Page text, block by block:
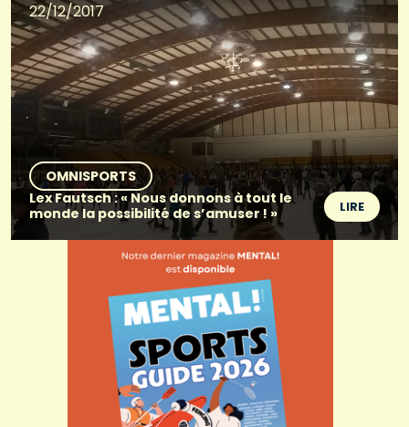
22/12/2017
OMNISPORTS
Lex Fautsch : « Nous donnons à tout le
monde la possibilité de s’amuser ! »
LIRE